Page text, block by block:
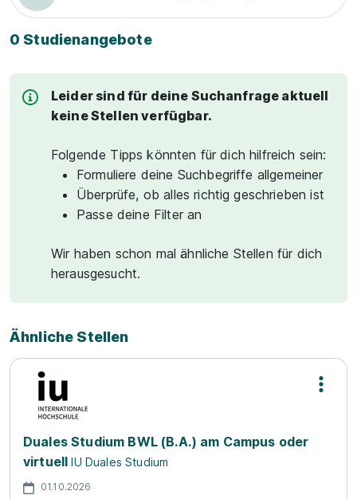
0 Studienangebote
Leider sind für deine Suchanfrage aktuell
keine Stellen verfügbar.
Folgende Tipps könnten für dich hilfreich sein:
Formuliere deine Suchbegriffe allgemeiner
Überprüfe, ob alles richtig geschrieben ist
Passe deine Filter an
Wir haben schon mal ähnliche Stellen für dich
herausgesucht.
Ähnliche Stellen
Duales Studium BWL (B.A.) am Campus oder
virtuell IU Duales Studium
01.10.2026